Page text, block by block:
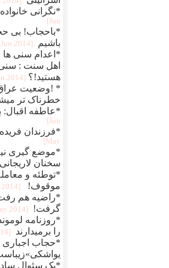
*نگرانی
Jun]
*باحجاب! بی
باشیم
[2014 Jun]
*اعدام سنی ها
اهل سنت :
هستید!؟ [2014 Jun]
* !وضعیت عراق
خطرناک تر
*عاطفه اقبال:
Jun]
*فرزندان
May]
*موضع گیری
سخنان
*توطئه و
موقوف!
[2014 May]
*راضیه هم
گرفت!
[2014 May]
*روزنامه
را برمیدارند
[2014 May]
*حجاب اجباری
*یک سئوال